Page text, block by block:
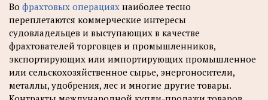
Во фрахтовых операциях наиболее тесно
переплетаются коммерческие интересы
судовладельцев и выступающих в качестве
фрахтователей торговцев и промышленников,
экспортирующих или импортирующих промышленное
или сельскохозяйственное сырье, энергоносители,
металлы, удобрения, лес и многие другие товары.